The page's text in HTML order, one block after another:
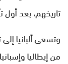
تاريخهم، بعد أول
وتسعى ألبانيا
من إيطاليا